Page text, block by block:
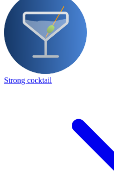
Strong cocktail